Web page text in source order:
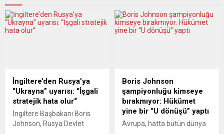
İngiltere’den Rusya’ya
“Ukrayna” uyarısı: “İşgali
stratejik hata olur“
İngiltere Başbakanı Boris
Johnson, Rusya Devlet
Boris Johnson
şampiyonluğu kimseye
bırakmıyor: Hükümet
yine bir “U dönüşü” yaptı
Avrupa, hatta bütün dünya